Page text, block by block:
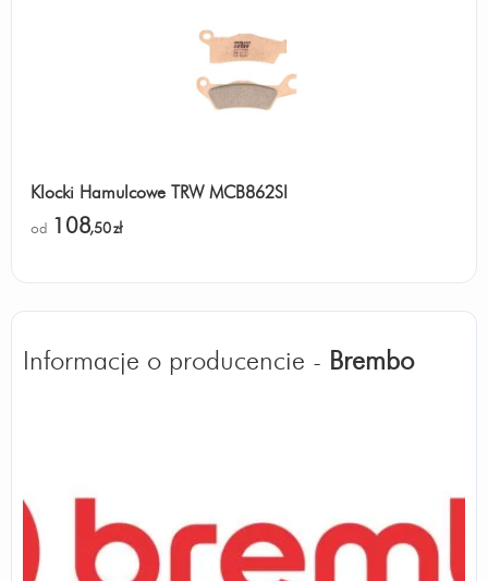
Klocki Hamulcowe TRW MCB862SI
od 108,50zł
Informacje o producencie - Brembo